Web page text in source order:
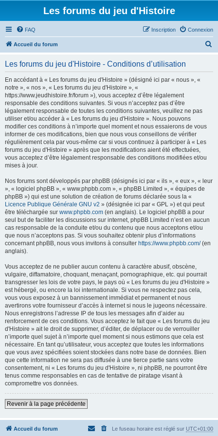
Les forums du jeu d'Histoire
FAQ Connexion
Inscription
Accueil du forum
Les forums du jeu d'Histoire - Conditions d’utilisation
En accédant à « Les forums du jeu d'Histoire » (désigné ici par « nous », «
notre », « nos », « Les forums du jeu d'Histoire », «
https://www.jeudhistoire.fr/forum »), vous acceptez d’être légalement
responsable des conditions suivantes. Si vous n’acceptez pas d’être
légalement responsable de toutes les conditions suivantes, veuillez ne pas
utiliser et/ou accéder à « Les forums du jeu d'Histoire ». Nous pouvons
modifier ces conditions à n’importe quel moment et nous essaierons de vous
informer de ces modifications, bien que nous vous conseillons de vérifier
régulièrement cela par vous-même car si vous continuez à participer à « Les
forums du jeu d'Histoire » après que les modifications aient été effectuées,
vous acceptez d’être légalement responsable des conditions modifiées et/ou
mises à jour.
Nos forums sont développés par phpBB (désignés ici par « ils », « eux », « leur
», « logiciel phpBB », « www.phpbb.com », « phpBB Limited », « équipes de
phpBB ») qui est une solution de création de forums déclarée sous la «
Licence Publique Générale GNU v2 » (désignée ici par « GPL ») et qui peut
être téléchargée sur www.phpbb.com (en anglais). Le logiciel phpBB a pour
seul but de faciliter les discussions sur internet, phpBB Limited n’est en aucun
cas responsable de la conduite et/ou du contenu que nous acceptons et/ou
que nous n’acceptons pas. Si vous souhaitez obtenir plus d’informations
concernant phpBB, nous vous invitons à consulter https://www.phpbb.com/(en
anglais).
Vous acceptez de ne publier aucun contenu à caractère abusif, obscène,
vulgaire, diffamatoire, choquant, menaçant, pornographique, etc. qui pourrait
transgresser les lois de votre pays, le pays où « Les forums du jeu d'Histoire »
est hébergé, ou encore la loi internationale. Si vous ne respectez pas cela,
vous vous exposez à un bannissement immédiat et permanent et nous
avertirons votre fournisseur d’accès à internet si nous le jugeons nécessaire.
Nous enregistrons l’adresse IP de tous les messages afin d’aider au
renforcement de ces conditions. Vous acceptez le fait que « Les forums du jeu
d'Histoire » ait le droit de supprimer, d’éditer, de déplacer ou de verrouiller
n’importe quel sujet à n’importe quel moment si nous estimons que cela est
nécessaire. En tant qu’utilisateur, vous acceptez que toutes les informations
que vous avez spécifiées soient stockées dans notre base de données. Bien
que cette information ne sera pas diffusée à une tierce partie sans votre
consentement, ni « Les forums du jeu d'Histoire », ni phpBB, ne pourront être
tenus comme responsables en cas de tentative de piratage visant à
compromettre vos données.
Revenir à la page précédente
Accueil du forum Le fuseau horaire est réglé sur UTC+01:00